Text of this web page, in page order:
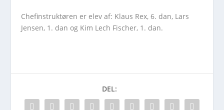
Chefinstruktøren er elev af: Klaus Rex, 6. dan, Lars
Jensen, 1. dan og Kim Lech Fischer, 1. dan.
DEL: